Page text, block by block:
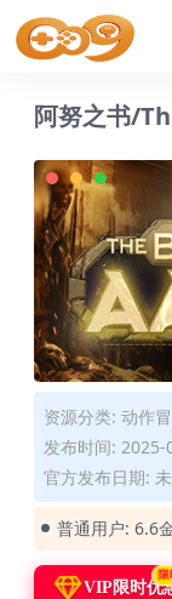
阿努之书/
资源分类: 动作
发布时间: 2025-
官方发布日期:
普通用户: 6.6
VIP限时优
限